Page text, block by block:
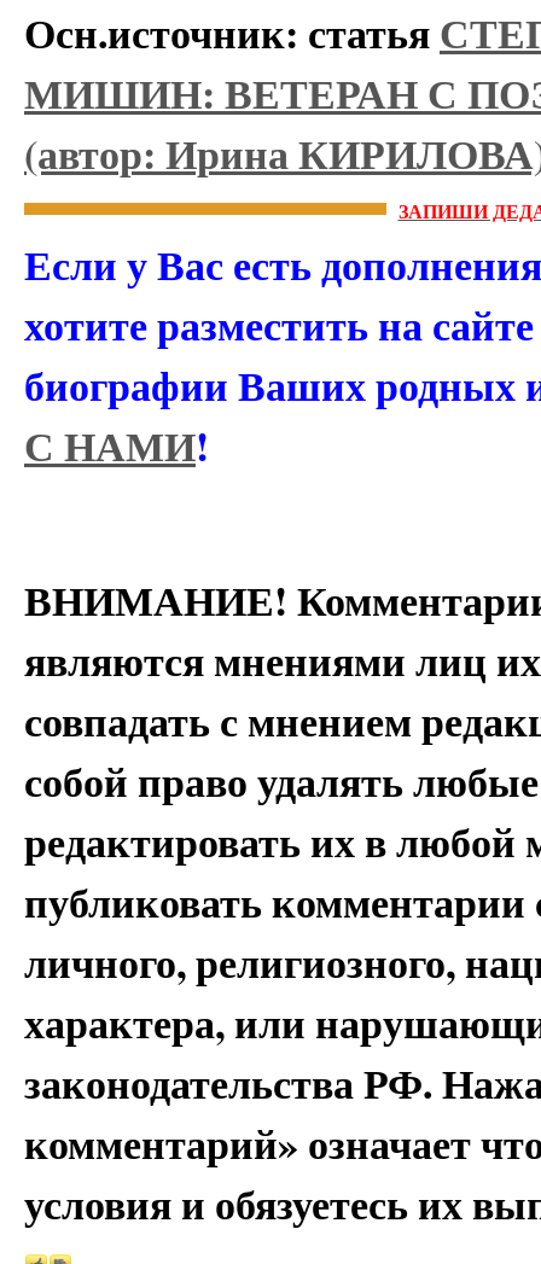
Осн.источник: статья
МИШИН: ВЕТЕРАН С
(автор: Ирина
ЗАПИШИ
Если у Вас есть
хотите разместить на
биографии Ваших родных
С НАМИ!
ВНИМАНИЕ! Комментарии
являются мнениями лиц
совпадать с мнением
собой право удалять
редактировать их в
публиковать
личного, религиозного,
характера, или
законодательства РФ.
комментарий» означает
условия и обязуетесь их